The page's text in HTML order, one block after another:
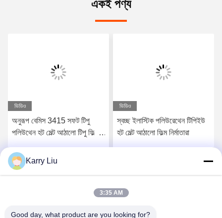
একই পণ্য
ভিডিও
অনুরূপ বেমিস 3415 সফট টিপু
পলিউথেন হট মেল্ট আঠালো টিপু ফিল্ম
ভিডিও
স্বচ্ছ ইলাস্টিক পলিউরেথেন টিপিইউ
হট মেল্ট আঠালো ফিল্ম নির্মাতারা
Karry Liu
3:35 AM
Good day, what product are you looking for?